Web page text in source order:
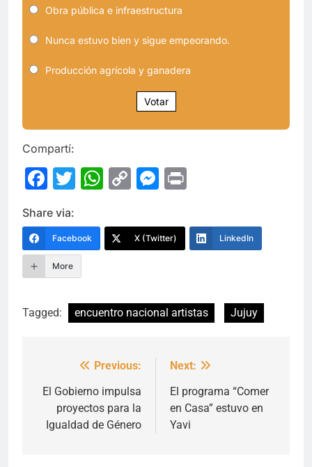
Obra pública e infraestructura
Nunca estuvo bien y sigue empeorando.
Producción agrícola y ganadera
Votar
Compartí:
Facebook
Twitter
WhatsApp
CopyMessenger
Share via:
Facebook X (Twitter) LinkedIn
More
Tagged: encuentro nacional artistas Jujuy
Navegación
de
entradas
Previous:
El Gobierno impulsa
proyectos para la
Igualdad de Género
Next:
El programa “Comer
en Casa” estuvo en
Yavi